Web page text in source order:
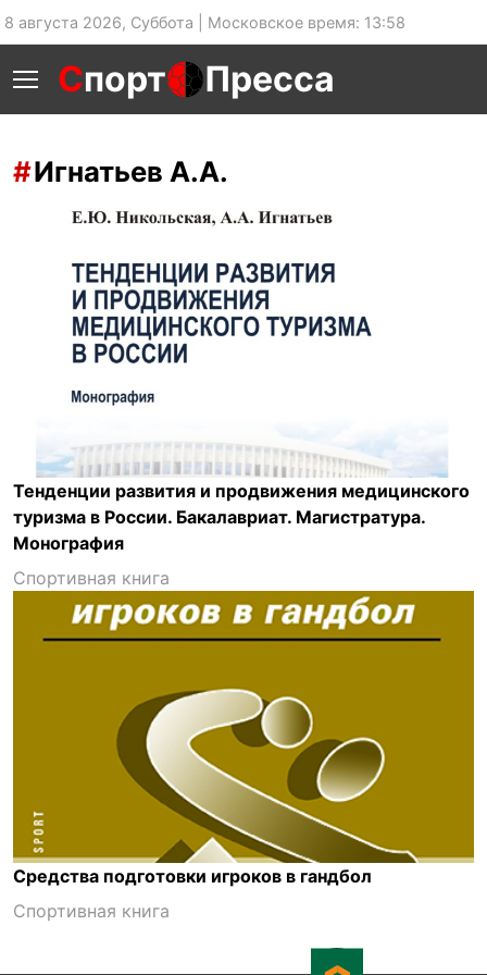
8 августа 2026, Суббота | Московское время: 13:58
Спорт Пресса
Игнатьев А.А.
Тенденции развития и продвижения медицинского
туризма в России. Бакалавриат. Магистратура.
Монография
Спортивная книга
Средства подготовки игроков в гандбол
Спортивная книга